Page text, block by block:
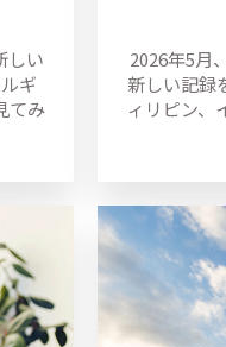
しい
ギ
てみ
2026年5月
新しい記録
ィリピン、